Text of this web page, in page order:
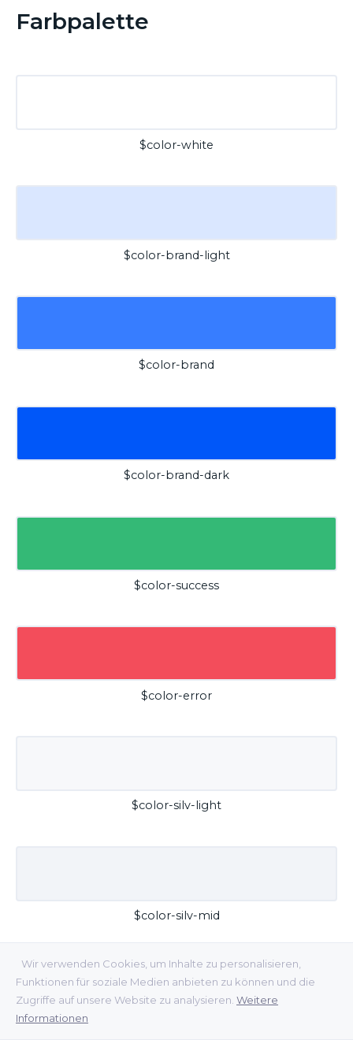
Wir verwenden Cookies, um Inhalte zu personalisieren,
Funktionen für soziale Medien anbieten zu können und die
Zugriffe auf unsere Website zu analysieren. Weitere
Informationen
Farbpalette
$color-white
$color-brand-light
$color-brand
$color-brand-dark
$color-success
$color-error
$color-silv-light
$color-silv-mid